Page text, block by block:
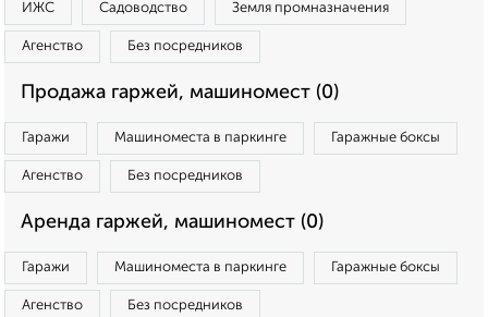
ИЖС Садоводство Земля промназначения
Агенство Без посредников
Продажа гаржей, машиномест (0)
Гаражи Машиноместа в паркинге Гаражные боксы
Агенство Без посредников
Аренда гаржей, машиномест (0)
Гаражи Машиноместа в паркинге Гаражные боксы
Агенство Без посредников